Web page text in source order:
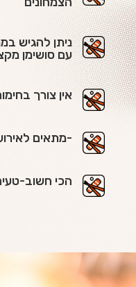
ניתן להגיש
עם סושימן
אין צורך
-מתאים
הכי חשוב-